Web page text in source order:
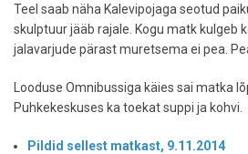
Teel saab näha Kalevipojaga seotud
skulptuur jääb rajale. Kogu matk kulgeb
jalavarjude pärast muretsema ei pea.
Looduse Omnibussiga käies sai matka
Puhkekeskuses ka toekat suppi ja kohvi.
Pildid sellest matkast, 9.11.2014